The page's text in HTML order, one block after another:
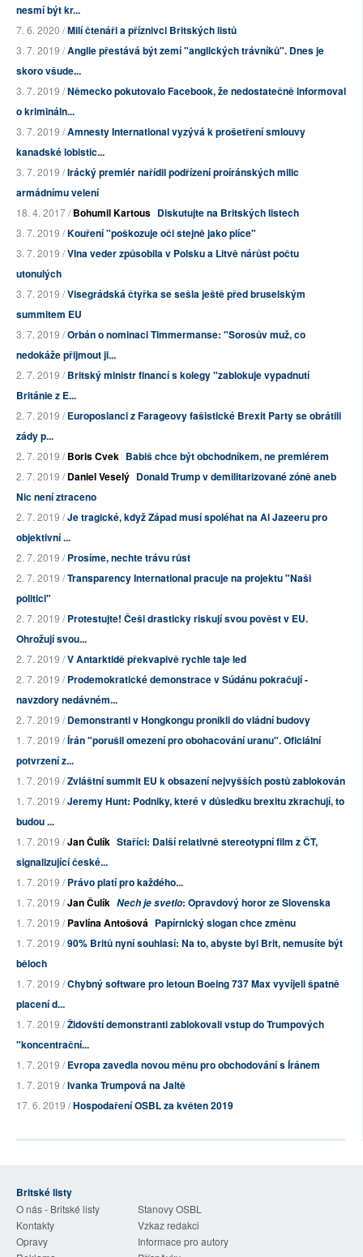
nesmí být kr...
7. 6. 2020 /Milí čtenáři a příznivci Britských listů
3. 7. 2019 /Anglie přestává být zemí "anglických trávníků". Dnes je
skoro všude...
3. 7. 2019 /Německo pokutovalo Facebook, že nedostatečně informoval
o krimináln...
3. 7. 2019 /Amnesty International vyzývá k prošetření smlouvy
kanadské lobistic...
3. 7. 2019 /Irácký premiér nařídil podřízení proíránských milic
armádnímu velení
18. 4. 2017 /Bohumil Kartous Diskutujte na Britských listech
3. 7. 2019 /Kouření "poškozuje oči stejně jako plíce"
3. 7. 2019 /Vlna veder způsobila v Polsku a Litvě nárůst počtu
utonulých
3. 7. 2019 /Visegrádská čtyřka se sešla ještě před bruselským
summitem EU
3. 7. 2019 /Orbán o nominaci Timmermanse: "Sorosův muž, co
nedokáže přijmout ji...
2. 7. 2019 /Britský ministr financí s kolegy "zablokuje vypadnutí
Británie z E...
2. 7. 2019 /Europoslanci z Farageovy fašistické Brexit Party se obrátili
zády p...
2. 7. 2019 /Boris Cvek Babiš chce být obchodníkem, ne premiérem
2. 7. 2019 /Daniel Veselý Donald Trump v demilitarizované zóně aneb
Nic není ztraceno
2. 7. 2019 /Je tragické, když Západ musí spoléhat na Al Jazeeru pro
objektivní ...
2. 7. 2019 /Prosíme, nechte trávu růst
2. 7. 2019 /Transparency International pracuje na projektu "Naši
politici"
2. 7. 2019 /Protestujte! Češi drasticky riskují svou pověst v EU.
Ohrožují svou...
2. 7. 2019 /V Antarktidě překvapivě rychle taje led
2. 7. 2019 /Prodemokratické demonstrace v Súdánu pokračují -
navzdory nedávném...
2. 7. 2019 /Demonstranti v Hongkongu pronikli do vládní budovy
1. 7. 2019 /Írán "porušil omezení pro obohacování uranu". Oficiální
potvrzení z...
1. 7. 2019 /Zvláštní summit EU k obsazení nejvyšších postů zablokován
1. 7. 2019 /Jeremy Hunt: Podniky, které v důsledku brexitu zkrachují, to
budou ...
1. 7. 2019 /Jan Čulík Staříci: Další relativně stereotypní film z ČT,
signalizující české...
1. 7. 2019 /Právo platí pro každého...
1. 7. 2019 /Jan Čulík Nech je svetlo: Opravdový horor ze Slovenska
1. 7. 2019 /Pavlína Antošová Papírnický slogan chce změnu
1. 7. 2019 /90% Britů nyní souhlasí: Na to, abyste byl Brit, nemusíte být
běloch
1. 7. 2019 /Chybný software pro letoun Boeing 737 Max vyvíjeli špatně
placení d...
1. 7. 2019 /Židovští demonstranti zablokovali vstup do Trumpových
"koncentrační...
1. 7. 2019 /Evropa zavedla novou měnu pro obchodování s Íránem
1. 7. 2019 /Ivanka Trumpová na Jaltě
17. 6. 2019 /Hospodaření OSBL za květen 2019
Britské listy
O nás - Britské listy
Stanovy OSBL
Kontakty
Vzkaz redakci
Opravy
Informace pro autory